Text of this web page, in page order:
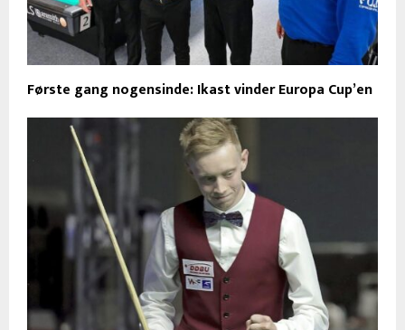
Første gang nogensinde: Ikast vinder Europa Cup’en